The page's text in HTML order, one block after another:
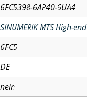
6FC5398-6AP40-6UA4
SINUMERIK MTS High-end
6FC5
DE
nein